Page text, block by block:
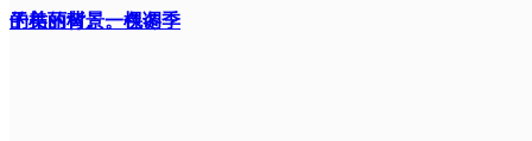
的美丽背景。色调
干枯的树。一棵冬季